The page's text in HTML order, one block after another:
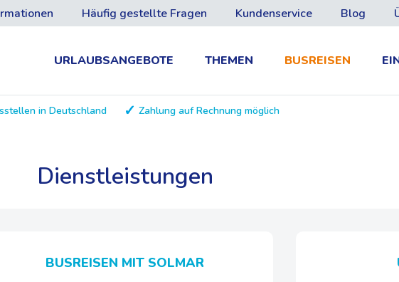
Häufig gestellte Fragen Kundenservice Blog
URLAUBSANGEBOTE THEMEN BUSREISEN
in Deutschland Zahlung auf Rechnung möglich
Dienstleistungen
BUSREISEN MIT SOLMAR